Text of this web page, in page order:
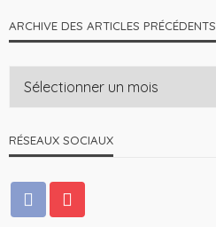
ARCHIVE DES ARTICLES PRÉCÉDENTS
RÉSEAUX SOCIAUX